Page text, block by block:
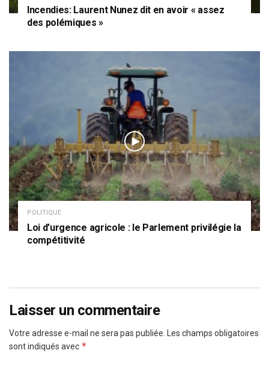
Incendies: Laurent Nunez dit en avoir « assez
des polémiques »
POLITIQUE
Loi d’urgence agricole : le Parlement privilégie la
compétitivité
Laisser un commentaire
Votre adresse e-mail ne sera pas publiée.
Les champs obligatoires
sont indiqués avec *